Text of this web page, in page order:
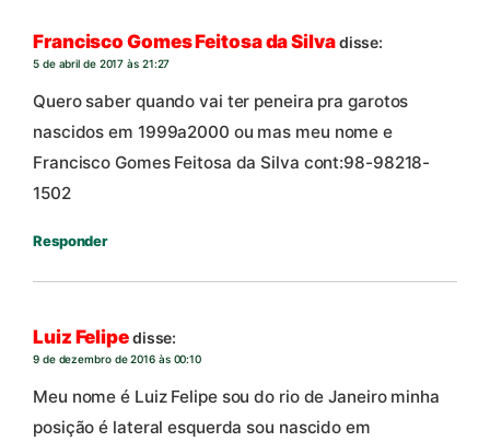
Francisco Gomes Feitosa da Silvadisse:
5 de abril de 2017 às 21:27
Quero saber quando vai ter peneira pra garotos
nascidos em 1999a2000 ou mas meu nome e
Francisco Gomes Feitosa da Silva cont:98-98218-
1502
Responder
Luiz Felipedisse:
9 de dezembro de 2016 às 00:10
Meu nome é Luiz Felipe sou do rio de Janeiro minha
posição é lateral esquerda sou nascido em